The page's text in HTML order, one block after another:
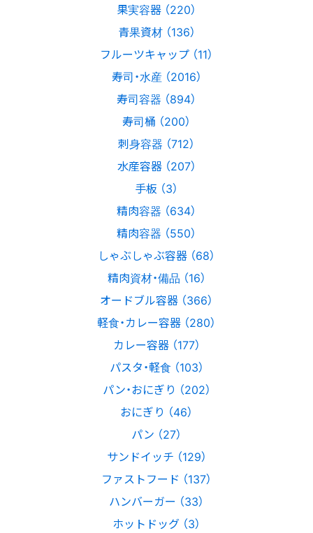
果実容器 （220）
青果資材 （136）
フルーツキャップ （11）
寿司・水産 （2016）
寿司容器 （894）
寿司桶 （200）
刺身容器 （712）
水産容器 （207）
手板 （3）
精肉容器 （634）
精肉容器 （550）
しゃぶしゃぶ容器 （68）
精肉資材・備品 （16）
オードブル容器 （366）
軽食・カレー容器 （280）
カレー容器 （177）
パスタ・軽食 （103）
パン・おにぎり （202）
おにぎり （46）
パン （27）
サンドイッチ （129）
ファストフード （137）
ハンバーガー （33）
ホットドッグ （3）